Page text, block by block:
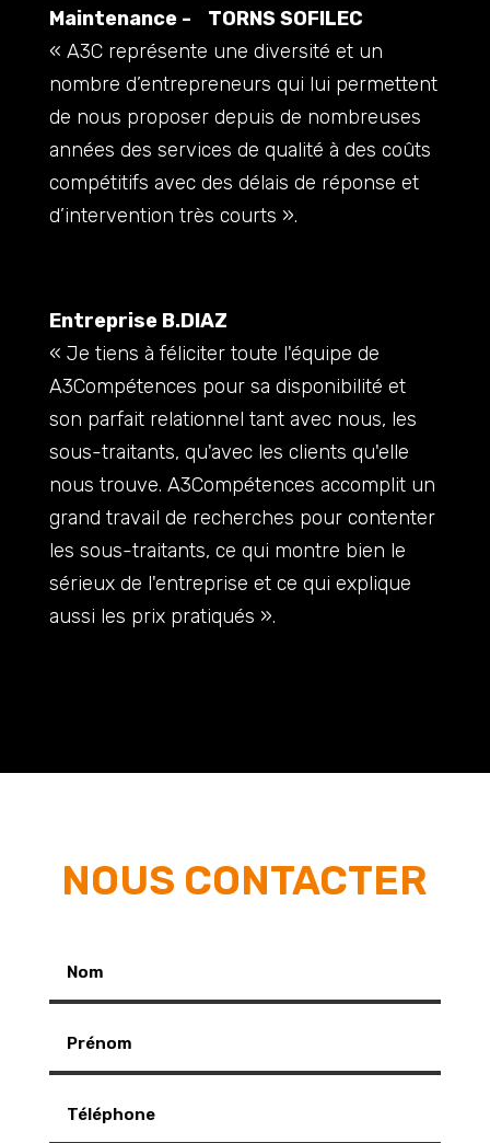
Maintenance - TORNS SOFILEC
« A3C représente une diversité et un
nombre d’entrepreneurs qui lui permettent
de nous proposer depuis de nombreuses
années des services de qualité à des coûts
compétitifs avec des délais de réponse et
d’intervention très courts ».
Entreprise B.DIAZ
« Je tiens à féliciter toute l'équipe de
A3Compétences pour sa disponibilité et
son parfait relationnel tant avec nous, les
sous-traitants, qu'avec les clients qu'elle
nous trouve. A3Compétences accomplit un
grand travail de recherches pour contenter
les sous-traitants, ce qui montre bien le
sérieux de l'entreprise et ce qui explique
aussi les prix pratiqués ».
NOUS CONTACTER